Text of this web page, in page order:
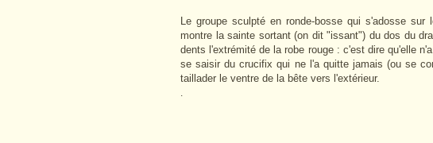
Le groupe sculpté en ronde-bosse qui s'adosse
montre la sainte sortant (on dit "issant") du dos du
dents l'extrémité de la robe rouge : c'est dire qu'elle
se saisir du crucifix qui ne l'a quitte jamais (ou se
taillader le ventre de la bête vers l'extérieur.
.